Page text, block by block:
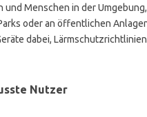
und Menschen in der
oder an öffentlichen
dabei,
Nutzer